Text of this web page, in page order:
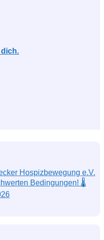
dich.
Hospizbewegung e.V.
Bedingungen! 🌡️